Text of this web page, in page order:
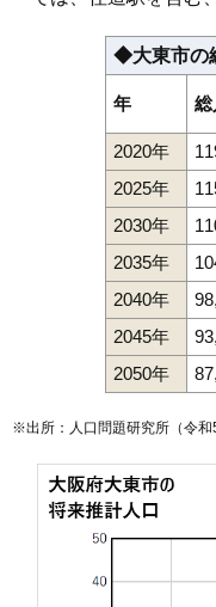
◆大東市の
年 総
2020年
2025年
2030年
2035年
2040年
2045年
2050年
※出所：人口問題研究所（令和